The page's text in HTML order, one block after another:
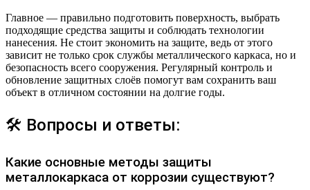
Главное — правильно подготовить поверхность, выбрать
подходящие средства защиты и соблюдать технологии
нанесения. Не стоит экономить на защите, ведь от этого
зависит не только срок службы металлического каркаса, но и
безопасность всего сооружения. Регулярный контроль и
обновление защитных слоёв помогут вам сохранить ваш
объект в отличном состоянии на долгие годы.
🛠 Вопросы и ответы:
Какие основные методы защиты
металлокаркаса от коррозии существуют?